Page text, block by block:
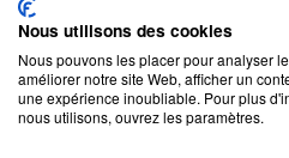
NOUVEAUTÉS
PROMOTIONS
CGV
CONFIDENTIALITÉ
MENTIONS LÉGALES
Nous utilisons des cookies
Nous pouvons les placer pour analyser
améliorer notre site Web, afficher un
une expérience inoubliable. Pour plus
nous utilisons, ouvrez les paramètres.